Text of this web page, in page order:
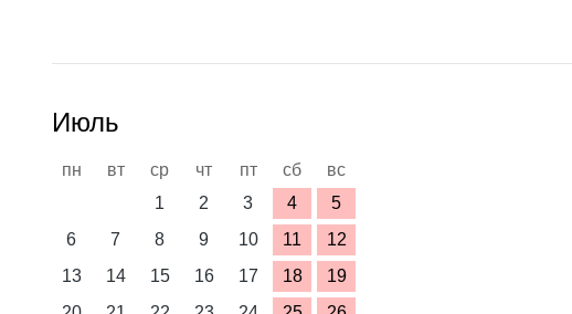
Июль
пн вт ср чт пт сб
вс
1
2 3 4
5
6
7 8 9 10 11
12
13
14 15 16 17 18
19